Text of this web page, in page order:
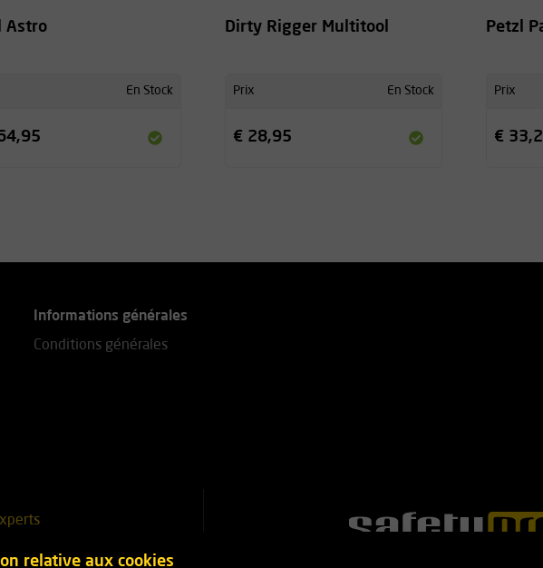
Astro
En Stock
Dirty Rigger Multitool
Prix En Stock
€ 28,95
Petzl
Prix
€
Informations générales
Conditions générales
relative aux cookies